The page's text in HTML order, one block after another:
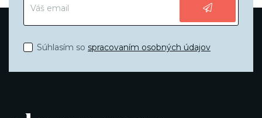
Súhlasím so spracovaním osobných údajov